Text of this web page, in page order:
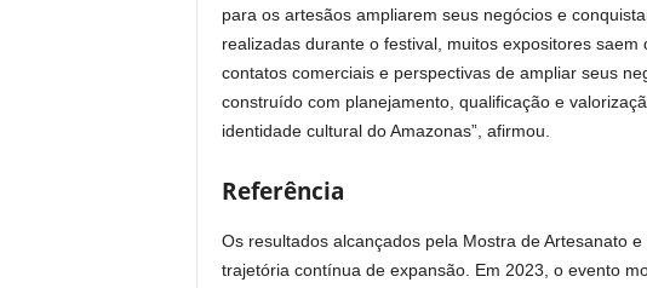
para os artesãos ampliarem seus negócios e
realizadas durante o festival, muitos expositores
contatos comerciais e perspectivas de ampliar seus
construído com planejamento, qualificação e
identidade cultural do Amazonas”, afirmou.
Referência
Os resultados alcançados pela Mostra de Artesanato
trajetória contínua de expansão. Em 2023, o evento